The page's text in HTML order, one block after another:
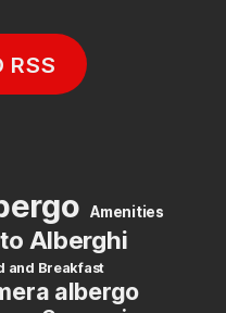
RSS
Amenities
Alberghi
and Breakfast
albergo